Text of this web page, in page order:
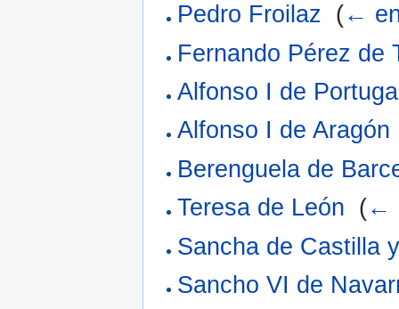
Pedro Froilaz (←
Fernando Pérez de
Alfonso I de
Alfonso I de Aragón
Berenguela de
Teresa de León (←
Sancha de Castilla
Sancho VI de